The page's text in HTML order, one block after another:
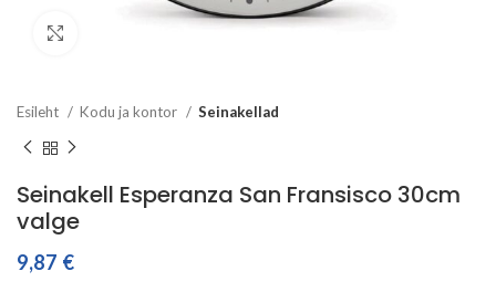
Esileht Kodu ja kontor Seinakellad
Seinakell Esperanza San Fransisco 30cm
valge
9,87 €